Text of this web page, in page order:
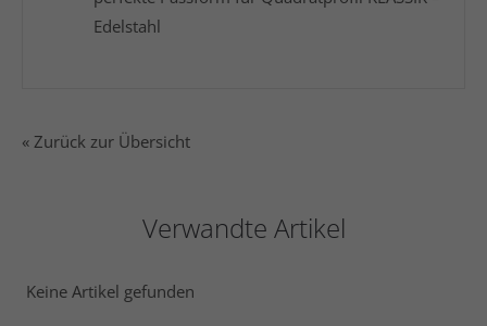
Edelstahl
« Zurück zur Übersicht
Verwandte Artikel
Keine Artikel gefunden